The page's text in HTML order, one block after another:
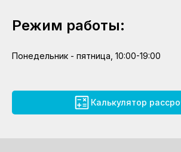
Режим работы:
Понедельник - пятница, 10:00-19:00
Калькулятор